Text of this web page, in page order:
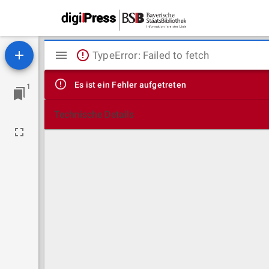
1
Mirador
Viewer
TypeError: Failed to fetch
Es ist ein Fehler aufgetreten
Technische Details